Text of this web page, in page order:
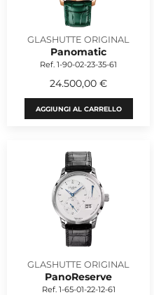
GLASHUTTE ORIGINAL
Panomatic
Ref. 1-90-02-23-35-61
24.500,00 €
AGGIUNGI AL CARRELLO
GLASHUTTE ORIGINAL
PanoReserve
Ref. 1-65-01-22-12-61